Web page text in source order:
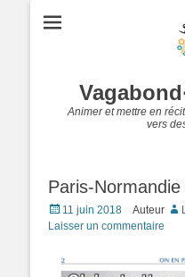
Animer et mettre en
vers
Paris-
Posted
on
11 juin 2018 Auteur
Laisser un commentaire